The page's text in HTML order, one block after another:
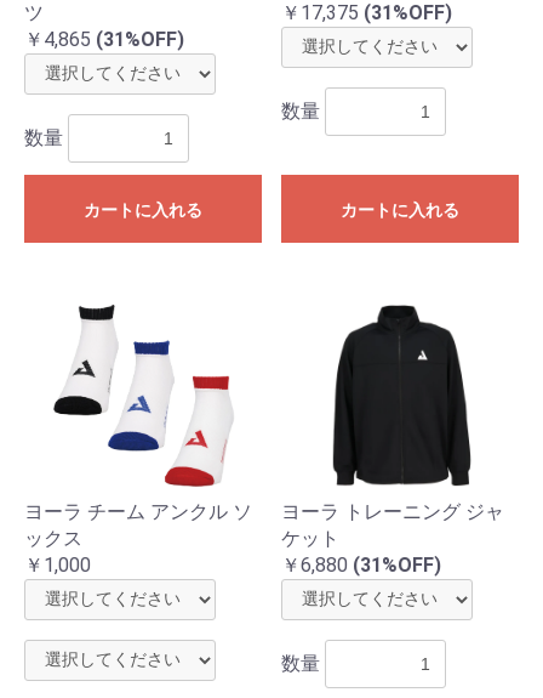
ツ
￥4,865 (31%OFF)
数量
カートに入れる
￥17,375 (31%OFF)
数量
カートに入れる
ヨーラ チーム アンクル ソ
ックス
￥1,000
ヨーラ トレーニング ジャ
ケット
￥6,880 (31%OFF)
数量